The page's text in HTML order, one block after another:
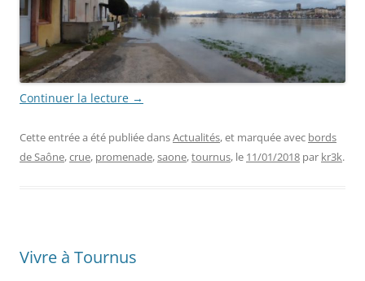
Continuer la lecture →
Cette entrée a été publiée dansActualités, et marquée avec bords
de Saône,crue, promenade,saone,tournus, le 11/01/2018 par kr3k.
Vivre à Tournus